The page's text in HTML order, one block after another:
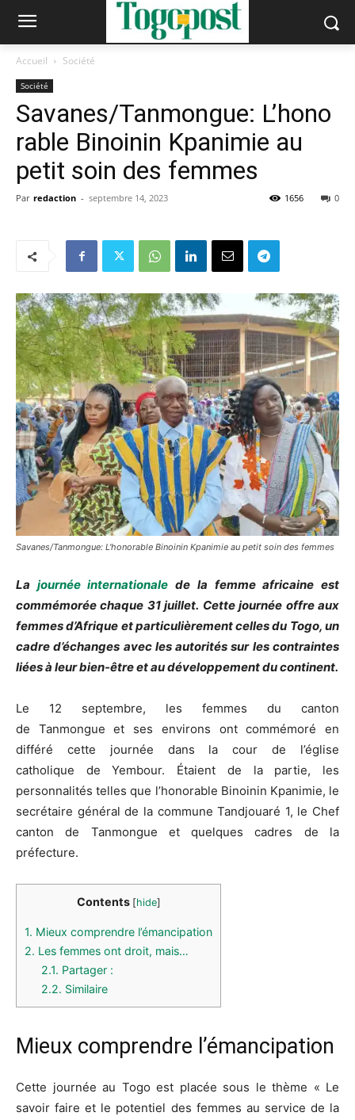
Accueil Société
Société
Savanes/Tanmongue: L’hono
rable Binoinin Kpanimie au
petit soin des femmes
Par redaction - septembre 14, 2023 0
1656
Savanes/Tanmongue: L'honorable Binoinin Kpanimie au petit soin des femmes
La journée internationale de la femme africaine est
commémorée chaque 31 juillet. Cette journée offre aux
femmes d’Afrique et particulièrement celles du Togo, un
cadre d’échanges avec les autorités sur les contraintes
liées à leur bien-être et au développement du continent.
Le 12 septembre, les femmes du canton
de Tanmongue et ses environs ont commémoré en
différé cette journée dans la cour de l’église
catholique deYembour. Étaient de la partie, les
personnalités telles que l’honorable Binoinin Kpanimie, le
secrétaire général de la communeTandjouaré 1, le Chef
canton de Tanmongue et quelques cadres de la
préfecture.
Contents [hide]
1. Mieux comprendre l’émancipation
2. Les femmes ont droit, mais…
2.1. Partager :
2.2. Similaire
Mieux comprendre l’émancipation
Cette journée au Togo est placée sous le thème « Le
savoir faire et le potentiel des femmes au service de la